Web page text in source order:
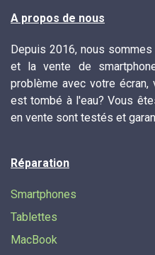
A propos de nous
Depuis 2016, nous
et la vente de
problème avec votre
est tombé à l'eau? Vous
en vente sont testés et
Réparation
Smartphones
Tablettes
MacBook